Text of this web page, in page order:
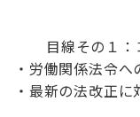
目線その１
・労働関係法令
・最新の法改正